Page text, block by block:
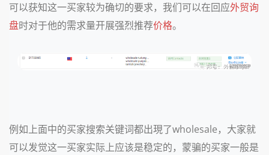
可以获知这一买家较为确切的要求，我们可以在回应外贸询
盘时对于他的需求量开展强烈推荐价格。
例如上面中的买家搜索关键词都出現了wholesale，大家就
可以发觉这一买家实际上应该是稳定的，蒙骗的买家一般是